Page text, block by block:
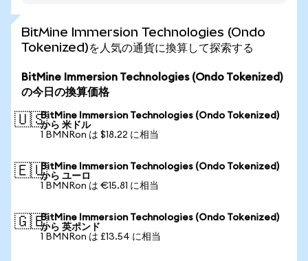
BitMine Immersion Technologies (Ondo
Tokenized)を人気の通貨に換算して探索する
BitMine Immersion Technologies (Ondo Tokenized)
の今日の換算価格
🇺🇸BitMine Immersion Technologies (Ondo Tokenized)
から 米ドル
1 BMNRon は $18.22 に相当
🇪🇺BitMine Immersion Technologies (Ondo Tokenized)
から ユーロ
1 BMNRon は €15.81 に相当
🇬🇧BitMine Immersion Technologies (Ondo Tokenized)
から 英ポンド
1 BMNRon は £13.54 に相当